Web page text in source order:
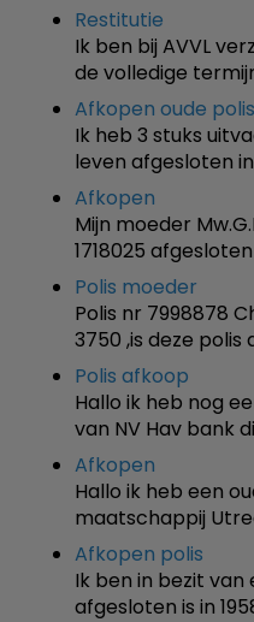
Restitutie
Ik ben bij AVVL
de volledige
Afkopen oude
Ik heb 3 stuks
leven afgesloten in
Afkopen
Mijn moeder
1718025
Polis moeder
Polis nr 7998878
3750 ,is deze polis
Polis afkoop
Hallo ik heb nog
van NV Hav bank
Afkopen
Hallo ik heb een
maatschappij
Afkopen polis
Ik ben in bezit van
afgesloten is in